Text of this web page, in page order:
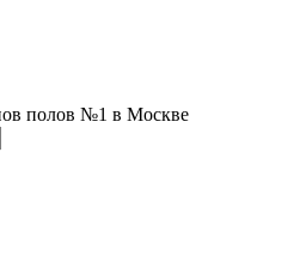
полов №1 в Москве